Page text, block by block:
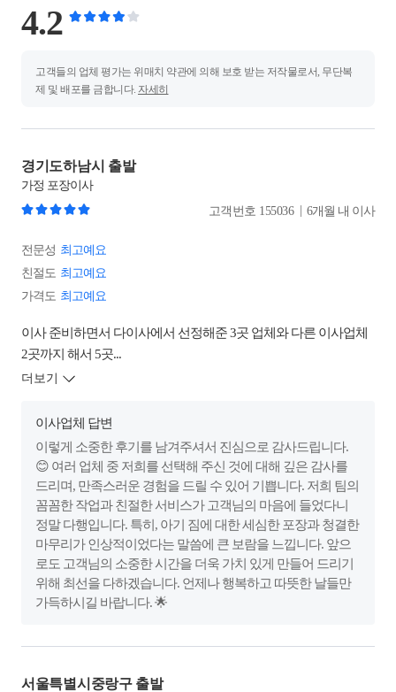
4.2
고객들의 업체 평가는 위매치 약관에 의해 보호 받는 저작물로서, 무단복
제 및 배포를 금합니다. 자세히
경기도하남시 출발
가정 포장이사
고객번호 155036 6개월 내 이사
전문성 최고예요
친절도 최고예요
가격도 최고예요
이사 준비하면서 다이사에서 선정해준 3곳 업체와 다른 이사업체
2곳까지 해서 5곳...
더보기
이사업체 답변
이렇게 소중한 후기를 남겨주셔서 진심으로 감사드립니다.
😊 여러 업체 중 저희를 선택해 주신 것에 대해 깊은 감사를
드리며, 만족스러운 경험을 드릴 수 있어 기쁩니다. 저희 팀의
꼼꼼한 작업과 친절한 서비스가 고객님의 마음에 들었다니
정말 다행입니다. 특히, 아기 짐에 대한 세심한 포장과 청결한
마무리가 인상적이었다는 말씀에 큰 보람을 느낍니다. 앞으
로도 고객님의 소중한 시간을 더욱 가치 있게 만들어 드리기
위해 최선을 다하겠습니다. 언제나 행복하고 따뜻한 날들만
가득하시길 바랍니다. 🌟
서울특별시중랑구 출발